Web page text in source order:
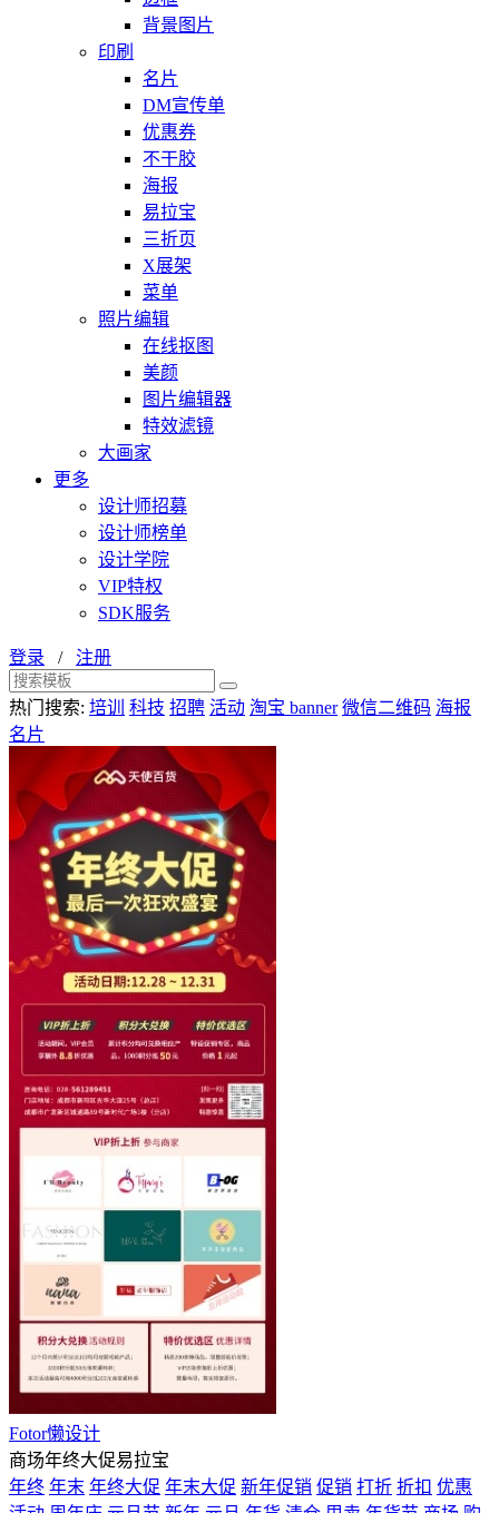
背景图片
印刷
名片
DM宣传单
优惠券
不干胶
海报
易拉宝
三折页
X展架
菜单
照片编辑
在线抠图
美颜
图片编辑器
特效滤镜
大画家
更多
设计师招募
设计师榜单
设计学院
VIP特权
SDK服务
登录 / 注册
热门搜索: 培训 科技 招聘 活动 淘宝 banner 微信二维码 海报
名片
Fotor懒设计
商场年终大促易拉宝
年终 年末 年终大促 年末大促 新年促销 促销 打折 折扣 优惠